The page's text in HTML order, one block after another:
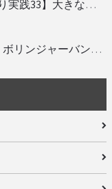
勝てるBO攻略【トレンド順張り実践33】大きな変動にすべり込み
勝てるBO攻略【MACD実践14】ボリンジャーバンドとともに相場を読む